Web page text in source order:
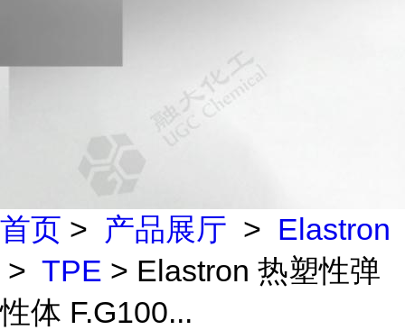
首页 > 产品展厅 > Elastron
> TPE > Elastron 热塑性弹
性体 F.G100...